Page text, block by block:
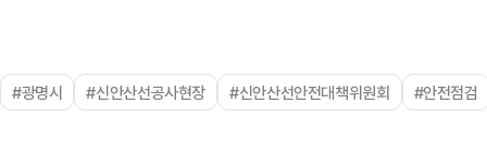
#광명시 #신안산선공사현장 #신안산선안전대책위원회 #안전점검